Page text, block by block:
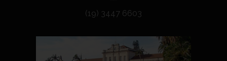
(19) 3447 6603